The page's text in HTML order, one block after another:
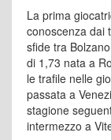
La prima
conoscenza dai
sfide tra
di 1,73 nata a
le trafile nelle
passata a
stagione
intermezzo a